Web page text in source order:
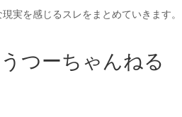
現実を感じるスレをまとめていきます。
うつーちゃんねる